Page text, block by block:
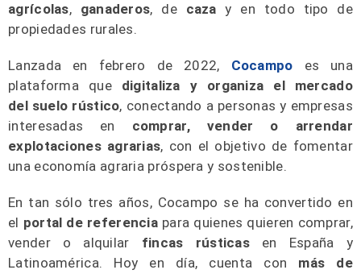
agrícolas, ganaderos, de caza y en todo tipo de
propiedades rurales.
Lanzada en febrero de 2022, Cocampo
es una
plataforma que digitaliza y organiza el mercado
del suelo rústico, conectando a personas y empresas
interesadas en comprar, vender o arrendar
explotaciones agrarias, con el objetivo de fomentar
una economía agraria próspera y sostenible.
En tan sólo tres años, Cocampo se ha convertido en
el portal de referencia para quienes quieren comprar,
vender o alquilar fincas rústicas en España y
Latinoamérica. Hoy en día, cuenta con más de